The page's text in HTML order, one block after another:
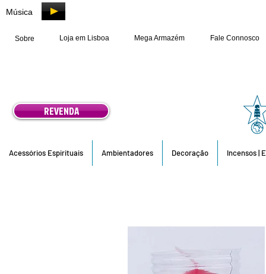
Música
Sobre Loja em Lisboa Mega Armazém Fale Connosco
REVENDA
Acessórios Espirituais Ambientadores Decoração Incensos |